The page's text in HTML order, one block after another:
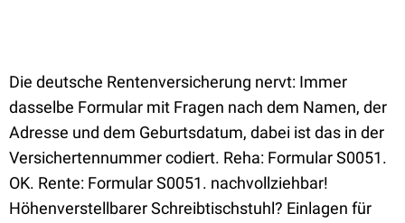
Die deutsche Rentenversicherung nervt: Immer
dasselbe Formular mit Fragen nach dem Namen, der
Adresse und dem Geburtsdatum, dabei ist das in der
Versichertennummer codiert. Reha: Formular S0051.
OK. Rente: Formular S0051. nachvollziehbar!
Höhenverstellbarer Schreibtischstuhl? Einlagen für